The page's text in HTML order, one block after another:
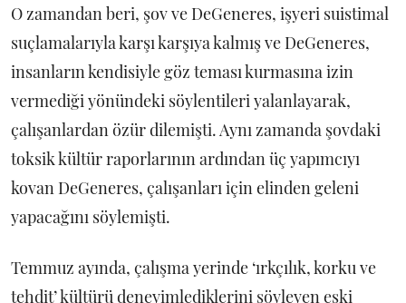
O zamandan beri, şov ve DeGeneres, işyeri suistimal
suçlamalarıyla karşı karşıya kalmış ve DeGeneres,
insanların kendisiyle göz teması kurmasına izin
vermediği yönündeki söylentileri yalanlayarak,
çalışanlardan özür dilemişti. Aynı zamanda şovdaki
toksik kültür raporlarının ardından üç yapımcıyı
kovan DeGeneres, çalışanları için elinden geleni
yapacağını söylemişti.
Temmuz ayında, çalışma yerinde ‘ırkçılık, korku ve
tehdit’ kültürü deneyimlediklerini söyleyen eski